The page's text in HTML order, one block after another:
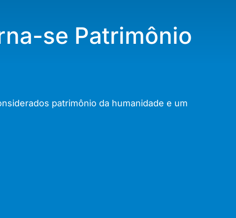
se Patrimônio
patrimônio da humanidade e um